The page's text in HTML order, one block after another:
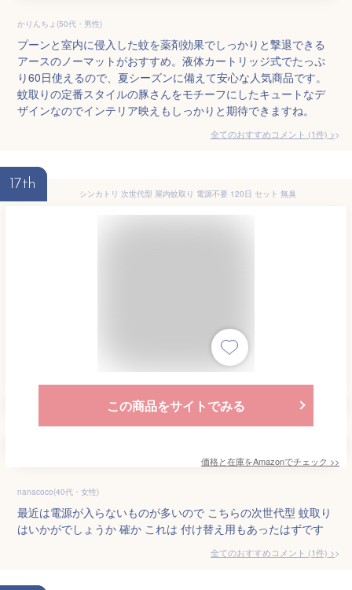
かりんちょ(50代・男性)
プーンと室内に侵入した蚊を薬剤効果でしっかりと撃退できる
アースのノーマットがおすすめ。液体カートリッジ式でたっぷ
り60日使えるので、夏シーズンに備えて安心な人気商品です。
蚊取りの定番スタイルの豚さんをモチーフにしたキュートなデ
ザインなのでインテリア映えもしっかりと期待できますね。
全てのおすすめコメント (1件) >
17th
シンカトリ 次世代型 屋内蚊取り 電源不要 120日 セット 無臭
この商品をサイトでみる
価格と在庫をAmazonでチェック >>
nanacoco(40代・女性)
最近は電源が入らないものが多いので こちらの次世代型 蚊取り
はいかがでしょうか 確か これは 付け替え用もあったはずです
全てのおすすめコメント (1件) >